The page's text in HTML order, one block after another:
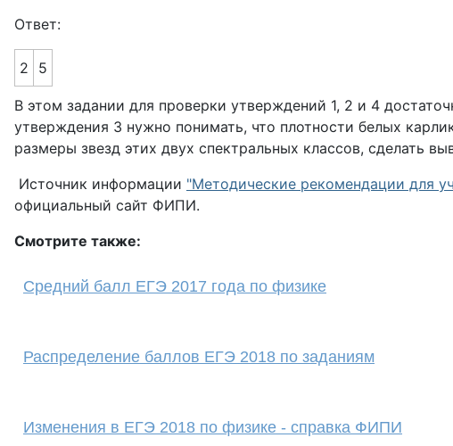
Ответ:
2 5
В этом задании для проверки утверждений 1, 2 и 4
утверждения 3 нужно понимать, что плотности белых
размеры звезд этих двух спектральных классов, сделать
Источник информации "Методические рекомендации для
официальный сайт ФИПИ.
Смотрите также:
Средний балл ЕГЭ 2017 года по физике
Распределение баллов ЕГЭ 2018 по заданиям
Изменения в ЕГЭ 2018 по физике - справка ФИПИ